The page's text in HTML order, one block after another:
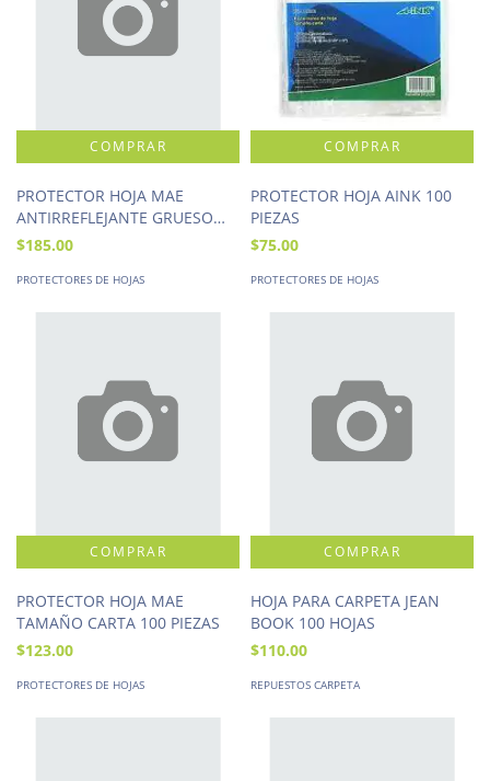
PROTECTOR HOJA MAE
ANTIRREFLEJANTE GRUESO
100 PIEZAS
$185.00
PROTECTORES DE HOJAS
PROTECTOR HOJA AINK 100
PIEZAS
$75.00
PROTECTORES DE HOJAS
PROTECTOR HOJA MAE
TAMAÑO CARTA 100 PIEZAS
$123.00
PROTECTORES DE HOJAS
HOJA PARA CARPETA JEAN
BOOK 100 HOJAS
$110.00
REPUESTOS CARPETA